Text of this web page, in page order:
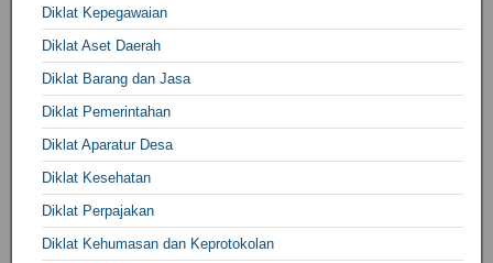
Diklat Kepegawaian
Diklat Aset Daerah
Diklat Barang dan Jasa
Diklat Pemerintahan
Diklat Aparatur Desa
Diklat Kesehatan
Diklat Perpajakan
Diklat Kehumasan dan Keprotokolan